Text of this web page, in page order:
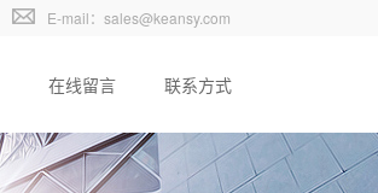
E-mail：sales@keansy.com
在线留言 联系方式